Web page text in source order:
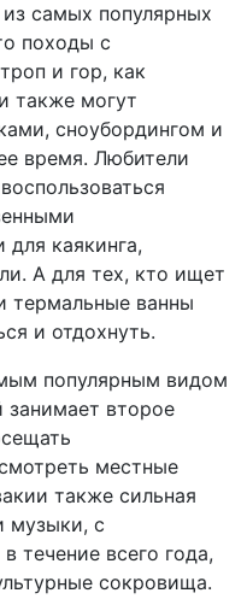
самых популярных
походы с
и гор, как
также могут
сноубордингом и
время. Любители
каякинга,
А для тех, кто ищет
термальные ванны
и отдохнуть.
популярным видом
занимает второе
местные
также сильная
музыки, с
течение всего года,
сокровища.